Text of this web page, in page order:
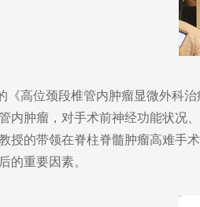
高位颈段椎管内肿瘤显微外科治
内肿瘤，对手术前神经功能状况
授的带领在脊柱脊髓肿瘤高难手
的重要因素。